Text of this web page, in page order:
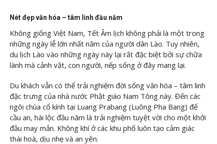
Nét đẹp văn hóa – tâm linh đầu năm
Không giống Việt Nam, Tết Âm lịch không phải là một trong
những ngày lễ lớn nhất năm của người dân Lào. Tuy nhiên,
du lịch Lào vào những ngày này lại rất đặc biệt bởi sự chữa
lành mà cảnh vật, con người, nếp sống ở đây mang lại.
Du khách vẫn có thể trải nghiệm đời sống văn hóa – tâm linh
đặc trưng của nhà nước Phật giáo Nam Tông này. Đến các
ngôi chùa cổ kính tại Luang Prabang (Luông Pha Bang) để
cầu an, hái lộc đầu năm là trải nghiệm tuyệt vời cho một khởi
đầu may mắn. Không khí ở các khu phố luôn tạo cảm giác
thái hoà, dịu nhẹ và an yên.